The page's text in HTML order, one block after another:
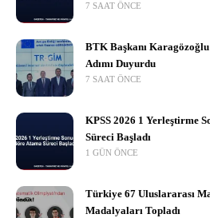
7 SAAT ÖNCE
BTK Başkanı
Adımı Duyurdu
7 SAAT ÖNCE
KPSS 2026 1 Yerleştirme
Süreci Başladı
1 GÜN ÖNCE
Türkiye 67 Uluslararası
Madalyaları Topladı